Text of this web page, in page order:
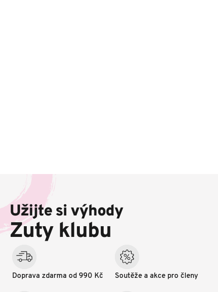
a
í
Užijte si výhody
Zuty klubu
Doprava zdarma od 990 Kč Soutěže a akce pro členy